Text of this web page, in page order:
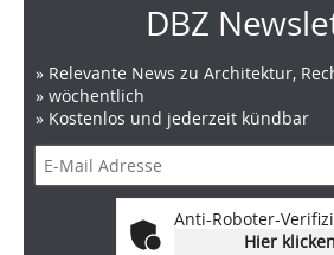
DBZ
» Relevante News zu Architektur,
» wöchentlich
» Kostenlos und jederzeit kündbar
Anti-Roboter-
Hier klicken